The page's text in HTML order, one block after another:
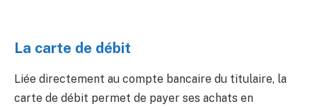
La carte de débit
Liée directement au compte bancaire du titulaire, la
carte de débit permet de payer ses achats en